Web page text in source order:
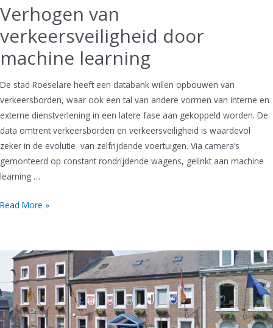
Verhogen van
verkeersveiligheid door
machine learning
De stad Roeselare heeft een databank willen opbouwen van
verkeersborden, waar ook een tal van andere vormen van interne en
externe dienstverlening in een latere fase aan gekoppeld worden. De
data omtrent verkeersborden en verkeersveiligheid is waardevol
zeker in de evolutie van zelfrijdende voertuigen. Via camera’s
gemonteerd op constant rondrijdende wagens, gelinkt aan machine
learning …
Verhogen
door
machine
learning
Read More »